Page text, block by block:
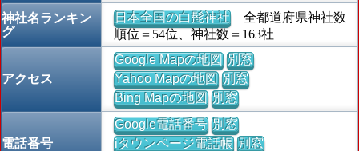
神社名ランキン
グ
日本全国の白髭神社全都道府県神社数
順位＝54位、神社数＝163社
アクセス
Google Mapの地図 別窓
Yahoo Mapの地図 別窓
Bing Mapの地図 別窓
電話番号
Google電話番号 別窓
iタウンページ電話帳 別窓